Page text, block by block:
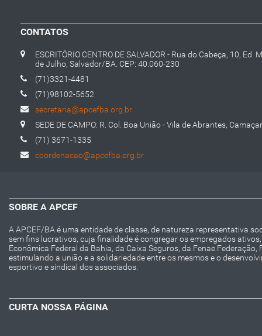
CONTATOS
ESCRITÓRIO CENTRO DE SALVADOR - Rua do Cabeça, 10,
de Julho, Salvador/BA. CEP: 40.060-230
(71)3321-4481
(71)98102-5652
secretaria@apcefba.org.br
SEDE DE CAMPO: R. Col. Boa União - Vila de Abrantes,
(71) 3671-1335
coordenacao@apcefba.org.br
SOBRE A APCEF
A APCEF/BA é uma entidade de classe, de natureza representativa
sem fins lucrativos, cuja finalidade é congregar os empregados
Econômica Federal da Bahia, da Caixa Seguros, da Fenae Federação,
estimulando a união e a solidariedade entre os mesmos e o
esportivo e sindical dos associados.
CURTA NOSSA PÁGINA